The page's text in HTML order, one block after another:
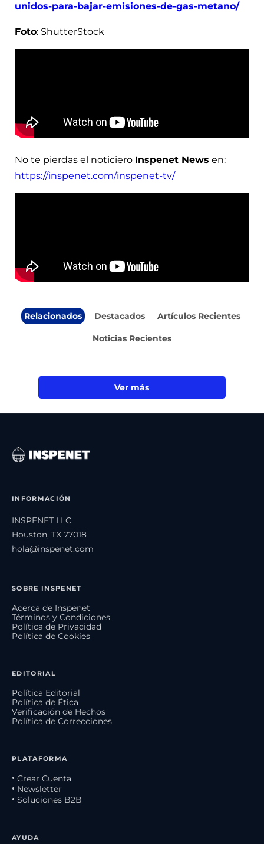
unidos-para-bajar-emisiones-de-gas-metano/
Foto: ShutterStock
No te pierdas el noticiero Inspenet News en:
https://inspenet.com/inspenet-tv/
Relacionados Destacados Artículos Recientes
Noticias Recientes
Ver más
INFORMACIÓN
INSPENET LLC
Houston, TX 77018
hola@inspenet.com
SOBRE INSPENET
Acerca de Inspenet
Términos y Condiciones
Política de Privacidad
Política de Cookies
EDITORIAL
Política Editorial
Política de Ética
Verificación de Hechos
Política de Correcciones
PLATAFORMA
• Crear Cuenta
• Newsletter
• Soluciones B2B
AYUDA